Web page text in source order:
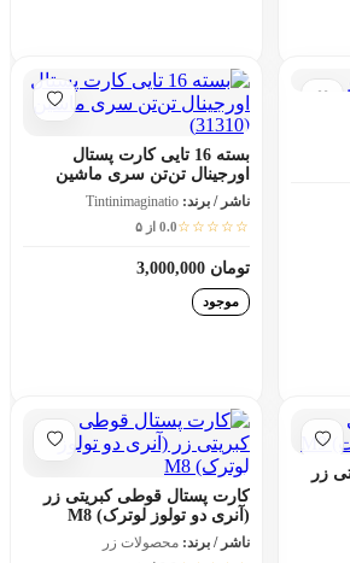
بسته 16 تایی کارت پستال
اورجینال تن‌تن سری ماشین
(31310)
ناشر / برند: Tintinimaginatio
☆☆☆☆☆0.0 از ۵
تومان 3,000,000
موجود
زر
کارت پستال قوطی کبریتی زر
(آنری دو تولوز لوترک) M8
ناشر / برند: محصولات زر